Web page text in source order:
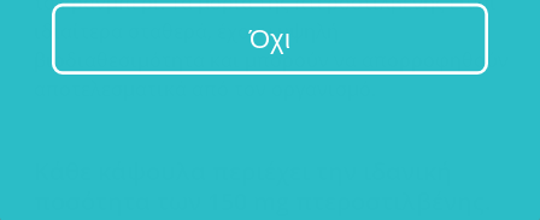
ιδιαίτερα σταθερά, έχουν υψηλή
βιοδιαθεσιμότητα και μπορούν να απορροφηθούν
Όχι